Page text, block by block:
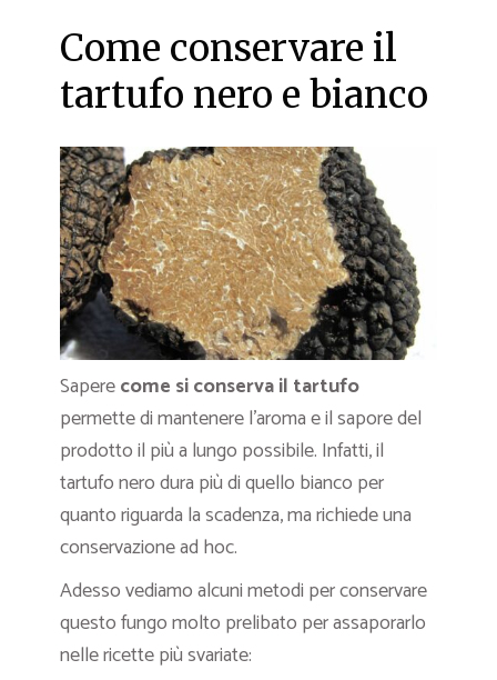
Come conservare il
tartufo nero e bianco
Saperecome si conserva il tartufo
permette di mantenere l’aroma e il sapore del
prodotto il più a lungo possibile. Infatti, il
tartufo nero dura più di quello bianco per
quanto riguarda la scadenza, ma richiede una
conservazione ad hoc.
Adesso vediamo alcuni metodi per conservare
questo fungo molto prelibato per assaporarlo
nelle ricette più svariate: